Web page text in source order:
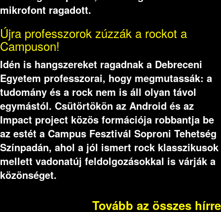
mikrofont ragadott.
Újra professzorok zúzzák a rockot a
Campuson!
Idén is hangszereket ragadnak a Debreceni
Egyetem professzorai, hogy megmutassák: a
tudomány és a rock nem is áll olyan távol
egymástól. Csütörtökön az Android és az
Impact project közös formációja robbantja be
az estét a Campus Fesztivál Soproni Tehetség
Színpadán, ahol a jól ismert rock klasszikusok
mellett vadonatúj feldolgozásokkal is várják a
közönséget.
Tovább az összes hírre